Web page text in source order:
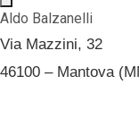
Aldo Balzanelli
Via Mazzini, 32
46100 – Mantova